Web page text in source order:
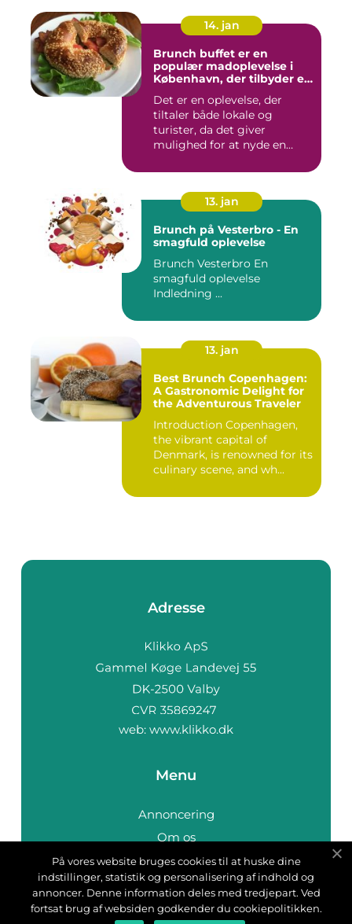
14. jan
Brunch buffet er en
populær madoplevelse i
København, der tilbyder en
der spænder fra friske
salater og smørrebrød til
bagels, pandekager og
æggekager
Det er en oplevelse, der
tiltaler både lokale og
turister, da det giver
mulighed for at nyde en
13. jan
Brunch på Vesterbro - En
smagfuld oplevelse
Brunch Vesterbro En
smagfuld oplevelse
Indledning ...
13. jan
Best Brunch Copenhagen:
A Gastronomic Delight for
the Adventurous Traveler
Introduction Copenhagen,
the vibrant capital of
Denmark, is renowned for its
culinary scene, and wh...
Adresse
web: www.klikko.dk
Menu
Annoncering
Om os
Cookies
Kontakt os
Sitemap
På vores website bruges cookies til at huske dine
indstillinger, statistik og personalisering af indhold og
annoncer. Denne information deles med tredjepart. Ved
fortsat brug af websiden godkender du cookiepolitikken.